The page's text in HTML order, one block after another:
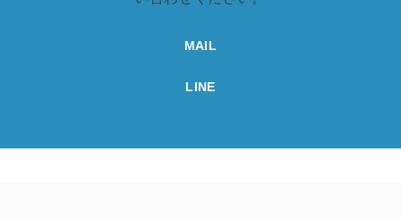
MAIL
LINE